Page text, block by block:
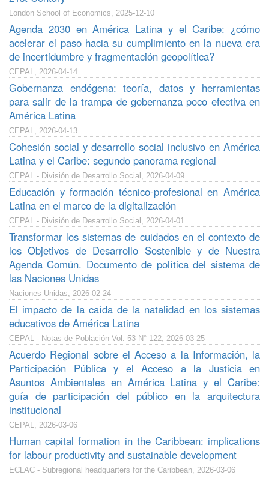
London School of Economics, 2025-12-10
Agenda 2030 en América Latina y el Caribe: ¿cómo
acelerar el paso hacia su cumplimiento en la nueva era
de incertidumbre y fragmentación geopolítica?
CEPAL, 2026-04-14
Gobernanza endógena: teoría, datos y herramientas
para salir de la trampa de gobernanza poco efectiva en
América Latina
CEPAL, 2026-04-13
Cohesión social y desarrollo social inclusivo en América
Latina y el Caribe: segundo panorama regional
CEPAL - División de Desarrollo Social, 2026-04-09
Educación y formación técnico-profesional en América
Latina en el marco de la digitalización
CEPAL - División de Desarrollo Social, 2026-04-01
Transformar los sistemas de cuidados en el contexto de
los Objetivos de Desarrollo Sostenible y de Nuestra
Agenda Común. Documento de política del sistema de
las Naciones Unidas
Naciones Unidas, 2026-02-24
El impacto de la caída de la natalidad en los sistemas
educativos de América Latina
CEPAL - Notas de Población Vol. 53 N° 122, 2026-03-25
Acuerdo Regional sobre el Acceso a la Información, la
Participación Pública y el Acceso a la Justicia en
Asuntos Ambientales en América Latina y el Caribe:
guía de participación del público en la arquitectura
institucional
CEPAL, 2026-03-06
Human capital formation in the Caribbean: implications
for labour productivity and sustainable development
ECLAC - Subregional headquarters for the Caribbean, 2026-03-06